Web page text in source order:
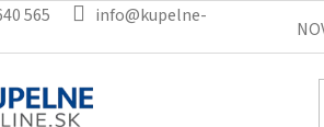
565
info@kupelne-